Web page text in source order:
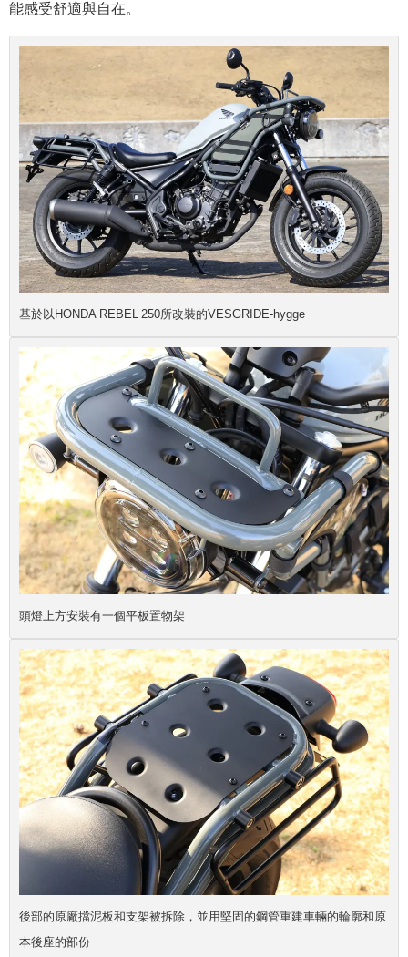
能感受舒適與自在。
基於以HONDA REBEL 250所改裝的VESGRIDE-hygge
頭燈上方安裝有一個平板置物架
後部的原廠擋泥板和支架被拆除，並用堅固的鋼管重建車輛的輪廓和原
本後座的部份